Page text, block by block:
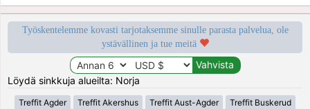
Työskentelemme kovasti tarjotaksemme sinulle parasta palvelua, ole
ystävällinen ja tue meitä
Löydä sinkkuja alueilta: Norja
Treffit Agder Treffit Akershus Treffit Aust-Agder Treffit Buskerud